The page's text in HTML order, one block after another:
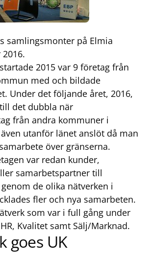
samlingsmonter på Elmia
2015 var 9 företag från
med och bildade
Under det följande året, 2016,
det dubbla när
från andra kommuner i
utanför länet anslöt då man
över gränserna.
var redan kunder,
samarbetspartner till
de olika nätverken i
fler och nya samarbeten.
som var i full gång under
Kvalitet samt Sälj/Marknad.
goes UK